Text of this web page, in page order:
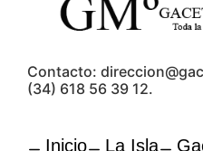
Contacto:
(34) 618 56 39 12.
Inicio La Isla